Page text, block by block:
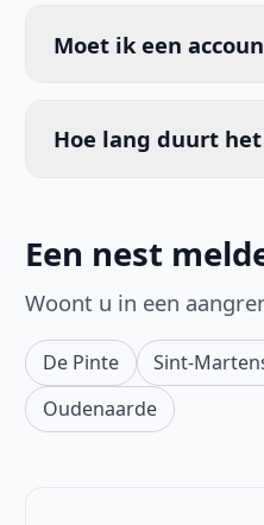
Moet ik een
Hoe lang duurt
Een nest
Woont u in een
De Pinte Sint-
Oudenaarde